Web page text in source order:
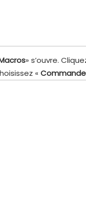
» s’ouvre.
«